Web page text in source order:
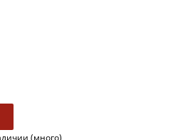
(много)